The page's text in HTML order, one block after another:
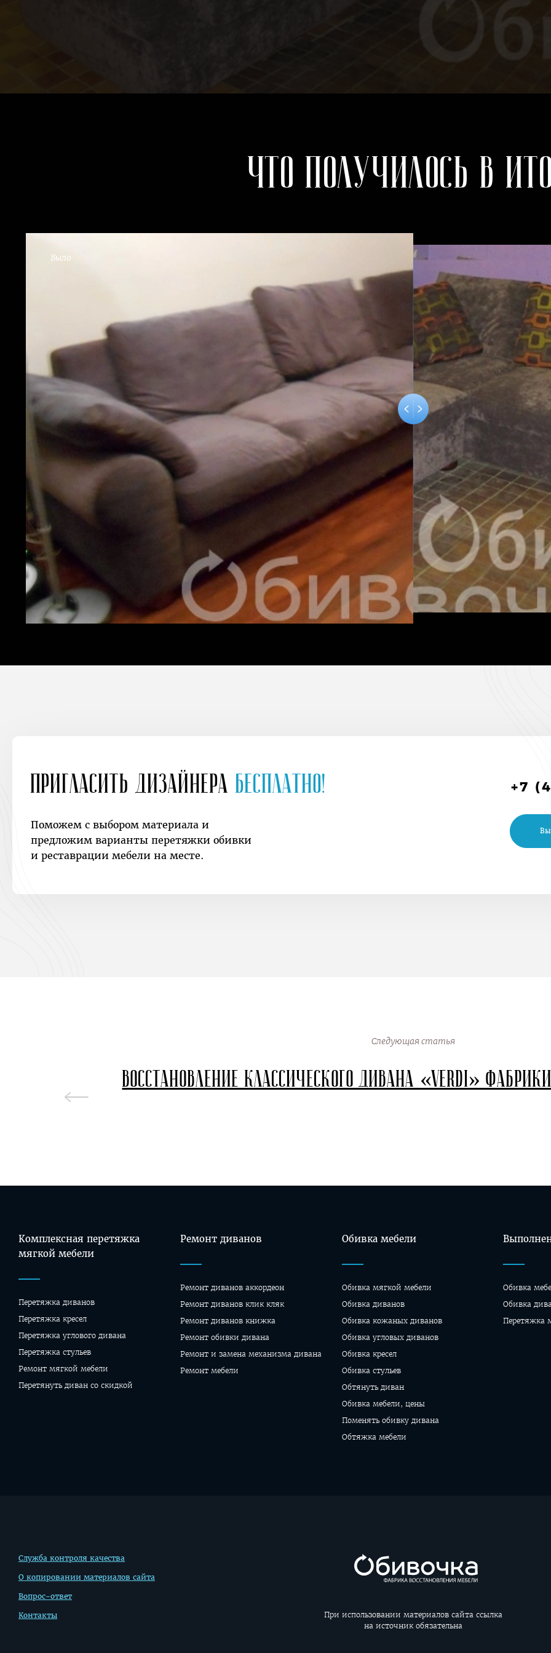
Что получилось в
Было
Пригласить дизайнера Бесплатно!
Поможем с выбором материала и
предложим варианты перетяжки обивки
и реставрации мебели на месте.
+7
Следующая статья
Восстановление классического дивана «Verdi»
Комплексная перетяжка
мягкой мебели
Перетяжка диванов
Перетяжка кресел
Перетяжка углового дивана
Перетяжка стульев
Ремонт мягкой мебели
Перетянуть диван со скидкой
Ремонт диванов
Ремонт диванов аккордеон
Ремонт диванов клик кляк
Ремонт диванов книжка
Ремонт обивки дивана
Ремонт и замена механизма дивана
Ремонт мебели
Обивка мебели
Обивка мягкой мебели
Обивка диванов
Обивка кожаных диванов
Обивка угловых диванов
Обивка кресел
Обивка стульев
Обтянуть диван
Обивка мебели, цены
Поменять обивку дивана
Обтяжка мебели
Обивка
Oбивка
Перетяжка
Дополнительная
информация
Служба контроля качества
О копировании материалов сайта
Вопрос-ответ
Контакты
При использовании материалов сайта ссылка
на источник обязательна